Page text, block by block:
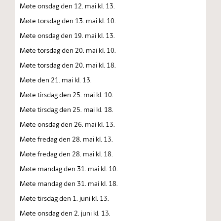
Møte onsdag den 12. mai kl. 13.
Møte torsdag den 13. mai kl. 10.
Møte onsdag den 19. mai kl. 13.
Møte torsdag den 20. mai kl. 10.
Møte torsdag den 20. mai kl. 18.
Møte den 21. mai kl. 13.
Møte tirsdag den 25. mai kl. 10.
Møte tirsdag den 25. mai kl. 18.
Møte onsdag den 26. mai kl. 13.
Møte fredag den 28. mai kl. 13.
Møte fredag den 28. mai kl. 18.
Møte mandag den 31. mai kl. 10.
Møte mandag den 31. mai kl. 18.
Møte tirsdag den 1. juni kl. 13.
Møte onsdag den 2. juni kl. 13.